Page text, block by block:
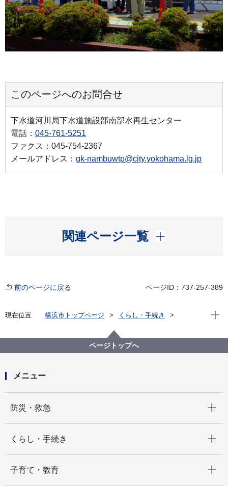
このページへのお問合せ
下水道河川局下水道施設部南部水再生センター
電話： 045-761-5251
ファクス：045-754-2367
メールアドレス： gk-nambuwtp@city.yokohama.lg.jp
関連ページ一覧
開く
前のページに戻る ページID：737-257-389
現在位置 横浜市トップページ
くらし・手続き
水再生センター・事務所
水再生センター等の紹介
南部水再生センター
施設見学
現在
ページトップへ
メニュー
防災・救急
くらし・手続き
子育て・教育